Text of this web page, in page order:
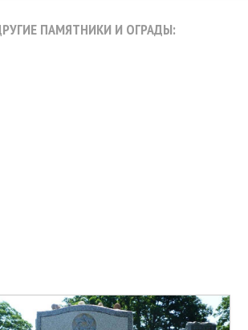
ПАМЯТНИКИ И ОГРАДЫ: